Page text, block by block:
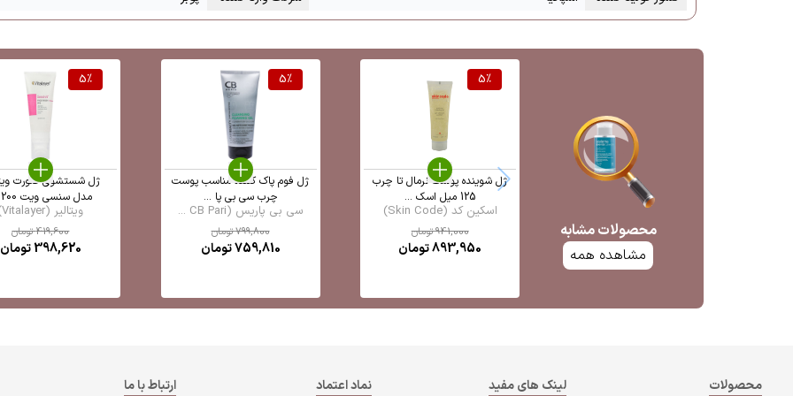
محصولات مشابه
مشاهده همه
5%
ژل شوینده پوست نرمال تا چرب
125 میل اسک ...
اسکین کد (Skin Code)
941,000تومان
893,950تومان
5%
ژل فوم پاک کننده مناسب پوست
چرب سی بی پا ...
سی بی پاریس (CB Pari ...
799,800تومان
759,810تومان
5%
ژل شستشوی صورت
مدل سنسی ویت 200 ...
ویتالیر (Vitalayer)
419,600تومان
398,620تومان
محصولات لینک های مفید نماد اعتماد ارتباط با ما